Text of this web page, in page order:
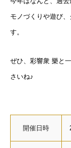
モノづくりや遊び
す。
ぜひ、彩響衆 樂と
さいね♪
開催日時